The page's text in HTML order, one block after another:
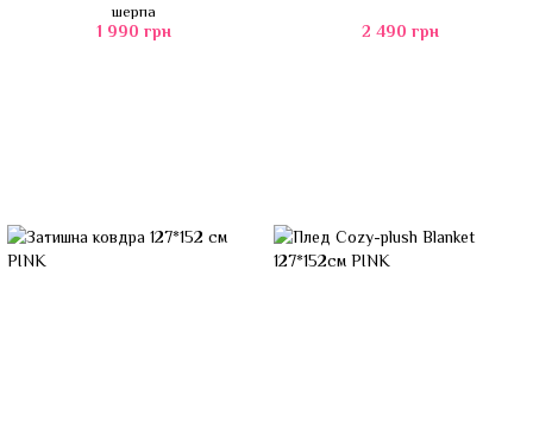
шерпа
1 990 грн 2 490 грн